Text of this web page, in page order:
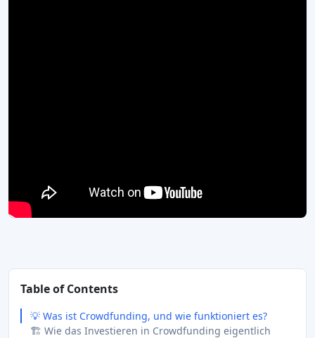
Table of Contents
💡 Was ist Crowdfunding, und wie funktioniert es?
🏗️ Wie das Investieren in Crowdfunding eigentlich